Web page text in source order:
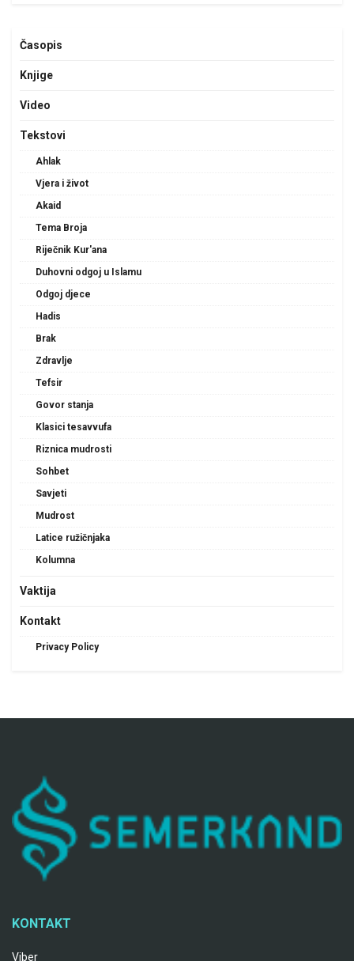
Časopis
Knjige
Video
Tekstovi
Ahlak
Vjera i život
Akaid
Tema Broja
Riječnik Kur'ana
Duhovni odgoj u Islamu
Odgoj djece
Hadis
Brak
Zdravlje
Tefsir
Govor stanja
Klasici tesavvufa
Riznica mudrosti
Sohbet
Savjeti
Mudrost
Latice ružičnjaka
Kolumna
Vaktija
Kontakt
Privacy Policy
KONTAKT
Viber